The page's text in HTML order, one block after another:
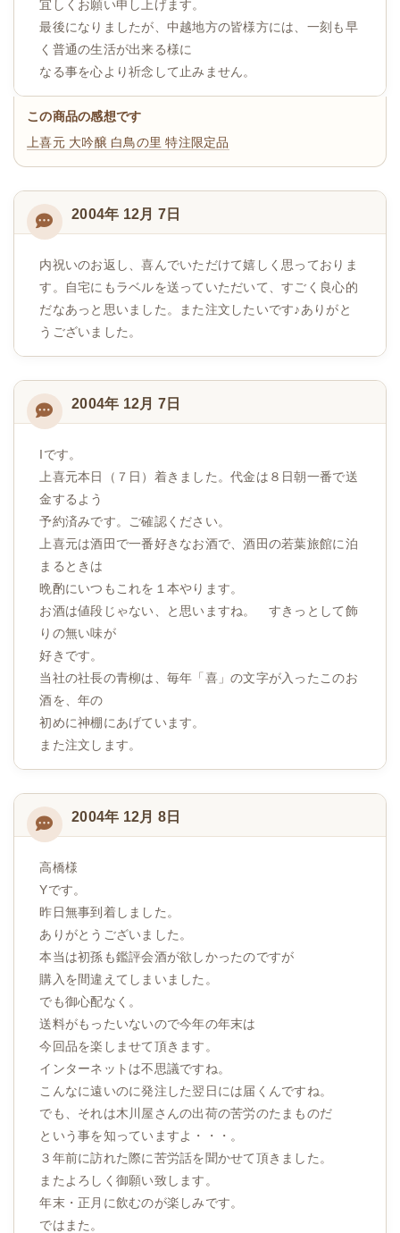
宜しくお願い申し上げます。
最後になりましたが、中越地方の皆様方には、一刻も早
く普通の生活が出来る様に
なる事を心より祈念して止みません。
この商品の感想です
上喜元 大吟醸 白鳥の里 特注限定品
2004年 12月 7日
内祝いのお返し、喜んでいただけて嬉しく思っておりま
す。自宅にもラベルを送っていただいて、すごく良心的
だなあっと思いました。また注文したいです♪ありがと
うございました。
2004年 12月 7日
Iです。
上喜元本日（７日）着きました。代金は８日朝一番で送
金するよう
予約済みです。ご確認ください。
上喜元は酒田で一番好きなお酒で、酒田の若葉旅館に泊
まるときは
晩酌にいつもこれを１本やります。
お酒は値段じゃない、と思いますね。 すきっとして飾
りの無い味が
好きです。
当社の社長の青柳は、毎年「喜」の文字が入ったこのお
酒を、年の
初めに神棚にあげています。
また注文します。
2004年 12月 8日
高橋様
Yです。
昨日無事到着しました。
ありがとうございました。
本当は初孫も鑑評会酒が欲しかったのですが
購入を間違えてしまいました。
でも御心配なく。
送料がもったいないので今年の年末は
今回品を楽しませて頂きます。
インターネットは不思議ですね。
こんなに遠いのに発注した翌日には届くんですね。
でも、それは木川屋さんの出荷の苦労のたまものだ
という事を知っていますよ・・・。
３年前に訪れた際に苦労話を聞かせて頂きました。
またよろしく御願い致します。
年末・正月に飲むのが楽しみです。
ではまた。